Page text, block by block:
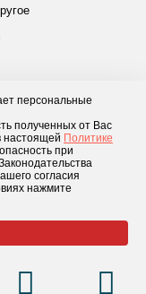
персональные
полученных от Вас
настоящей Политике
при
согласия
нажмите
звонок
Блог